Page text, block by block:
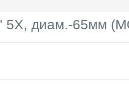
5Х, диам.-65мм